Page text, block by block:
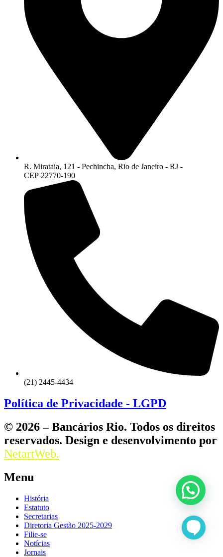
R. Mirataia, 121 - Pechincha, Rio de Janeiro - RJ -
CEP 22770-190
(21) 2445-4434
Política de Privacidade - LGPD
© 2026 – Bancários Rio. Todos os direitos
reservados. Design e desenvolvimento por
NetartWeb.
Menu
História
Estatuto
Secretarias
Diretoria Gestão 2025-2029
Filie-se
Notícias
Jornais